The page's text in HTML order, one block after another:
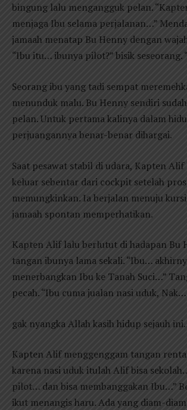
bingung lalu mengangguk pelan.
menjaga Ibu selama perjalanan…”
jamaah menatap Bu Henny dengan
“Ibu itu… ibunya pilot?” bisik seseorang.
Seorang ibu yang tadi sempat
menunduk malu. Bu Henny sendiri
pelan. Untuk pertama kalinya dalam
perjuangannya benar-benar dihargai.
Saat pesawat stabil di udara, Kapten
keluar sebentar dari cockpit setelah
memungkinkan. Ia berjalan menuju
jamaah spontan memperhatikan.
Kapten Alif lalu berlutut di hadapan Bu
tangan ibunya lama sekali. “Ibu…
menerbangkan Ibu ke Tanah Suci…”
pecah. “Ibu cuma jualan nasi uduk, Nak…
gak nyangka Allah kasih hidup sejauh
Kapten Alif menggenggam tangan
karena nasi uduk itulah Alif bisa
pilot… dan bisa membanggakan Ibu…”
ikut menangis haru. Ada yang diam-